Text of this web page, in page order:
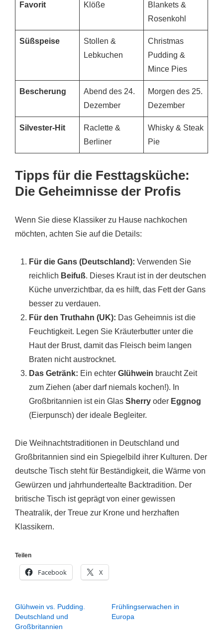
Favorit
Klöße
Blankets &
Rosenkohl
Süßspeise
Stollen &
Lebkuchen
Christmas
Pudding &
Mince Pies
Bescherung
Abend des 24.
Dezember
Morgen des 25.
Dezember
Silvester-Hit
Raclette &
Berliner
Whisky & Steak
Pie
Tipps für die Festtagsküche:
Die Geheimnisse der Profis
Wenn Sie diese Klassiker zu Hause nachkochen
möchten, achten Sie auf die Details:
Für die Gans (Deutschland): Verwenden Sie
reichlich Beifuß. Dieses Kraut ist in der deutschen
Küche unverzichtbar, da es hilft, das Fett der Gans
besser zu verdauen.
Für den Truthahn (UK): Das Geheimnis ist die
Feuchtigkeit. Legen Sie Kräuterbutter unter die
Haut der Brust, damit das Fleisch beim langen
Braten nicht austrocknet.
Das Getränk: Ein echter Glühwein braucht Zeit
zum Ziehen (aber darf niemals kochen!). In
Großbritannien ist ein Glas Sherry oder Eggnog
(Eierpunsch) der ideale Begleiter.
Die Weihnachtstraditionen in Deutschland und
Großbritannien sind ein Spiegelbild ihrer Kulturen. Der
deutsche Tisch steht für Beständigkeit, die Wärme von
Gewürzen und jahrhundertealte Backtradition. Der
britische Tisch ist geprägt von einer gewissen
Theatralik, der Treue zur Krone und herzhaften
Klassikern.
Teilen
Facebook X
Glühwein vs. Pudding.
Deutschland und
Großbritannien
Frühlingserwachen in
Europa